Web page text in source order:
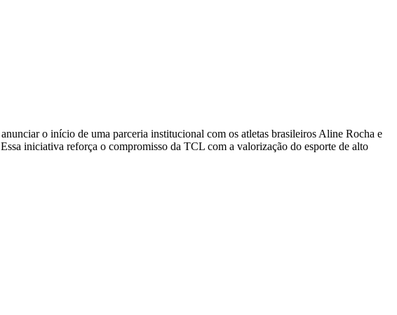
o início de uma parceria institucional com os atletas brasileiros Aline Rocha e
iniciativa reforça o compromisso da TCL com a valorização do esporte de alto